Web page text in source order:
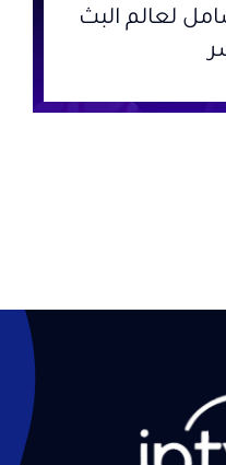
لعالم البث